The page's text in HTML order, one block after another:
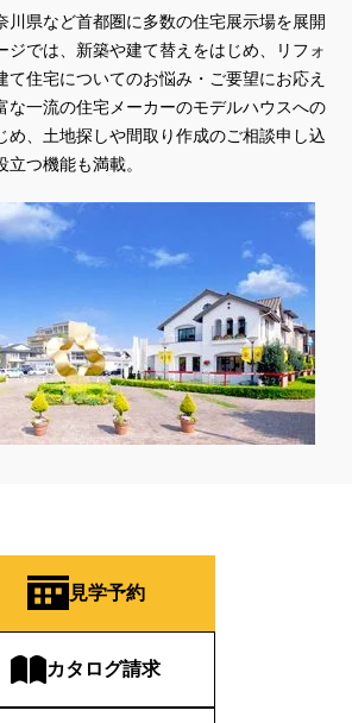
川県など首都圏に多数の住宅展示場を展開
ジでは、新築や建て替えをはじめ、リフォ
て住宅についてのお悩み・ご要望にお応え
な一流の住宅メーカーのモデルハウスへの
め、土地探しや間取り作成のご相談申し込
つ機能も満載。
見学予約
カタログ請求